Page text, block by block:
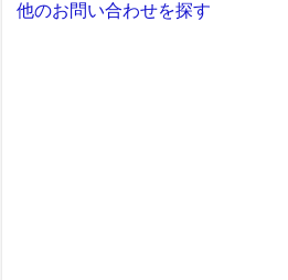
他のお問い合わせを探す